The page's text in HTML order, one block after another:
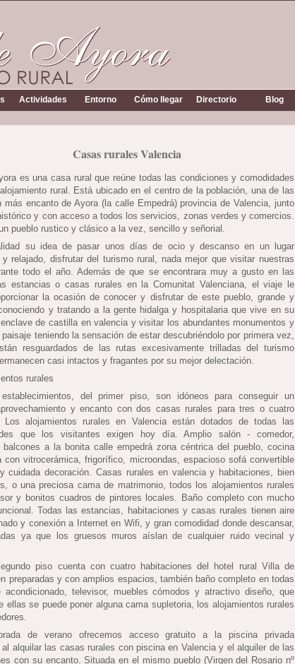
Actividades Entorno Cómo llegar Directorio Blog
Casas rurales Valencia
es una casa rural que reúne todas las condiciones y comodidades
rural. Está ubicado en el centro de la población, una de las
más encanto de Ayora (la calle Empedrá) provincia de Valencia, junto
y con acceso a todos los servicios, zonas verdes y comercios.
pueblo rustico y clásico a la vez, sencillo y señorial.
su idea de pasar unos días de ocio y descanso en un lugar
y relajado, disfrutar del turismo rural, nada mejor que visitar nuestras
todo el año. Además de que se encontrara muy a gusto en las
estancias o casas rurales en la Comunitat Valenciana, el viaje le
la ocasión de conocer y disfrutar de este pueblo, grande y
y tratando a la gente hidalga y hospitalaria que vive en su
de castilla en valencia y visitar los abundantes monumentos y
paisaje teniendo la sensación de estar descubriéndolo por primera vez,
resguardados de las rutas excesivamente trilladas del turismo
casi intactos y fragantes por su mejor delectación.
establecimientos, del primer piso, son idóneos para conseguir un
y encanto con dos casas rurales para tres o cuatro
Los alojamientos rurales en Valencia están dotados de todas las
que los visitantes exigen hoy día. Amplio salón - comedor,
balcones a la bonita calle empedrá zona céntrica del pueblo, cocina
con vitrocerámica, frigorífico, microondas, espacioso sofá convertible
cuidada decoración. Casas rurales en valencia y habitaciones, bien
o una preciosa cama de matrimonio, todos los alojamientos rurales
y bonitos cuadros de pintores locales. Baño completo con mucho
Todas las estancias, habitaciones y casas rurales tienen aire
y conexión a Internet en Wifi, y gran comodidad donde descansar,
ya que los gruesos muros aíslan de cualquier ruido vecinal y
piso cuenta con cuatro habitaciones del hotel rural Villa de
preparadas y con amplios espacios, también baño completo en todas
acondicionado, televisor, muebles cómodos y atractivo diseño, que
ellas se puede poner alguna cama supletoria, los alojamientos rurales
de verano ofrecemos acceso gratuito a la piscina privada
al alquilar las casas rurales con piscina en Valencia y el alquiler de las
con su encanto. Situada en el mismo pueblo (Virgen del Rosario nº